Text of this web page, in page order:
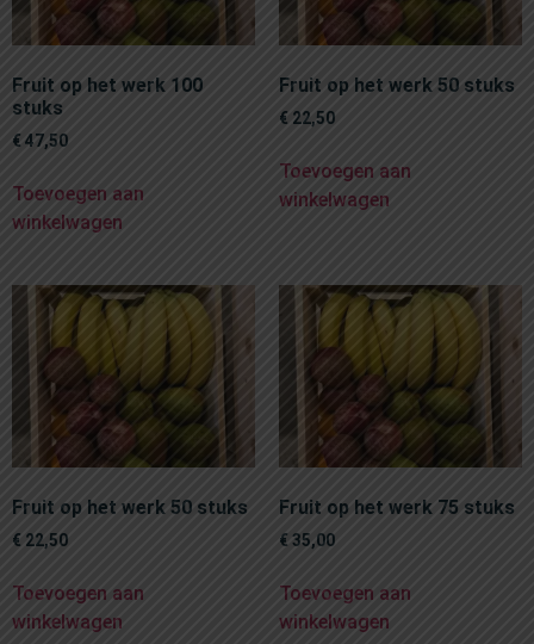
Fruit op het werk 100
stuks
€47,50
Toevoegen aan
winkelwagen
Fruit op het werk 50 stuks
€ 22,50
Toevoegen aan
winkelwagen
Fruit op het werk 50 stuks
€ 22,50
Toevoegen aan
winkelwagen
Fruit op het werk 75 stuks
€ 35,00
Toevoegen aan
winkelwagen